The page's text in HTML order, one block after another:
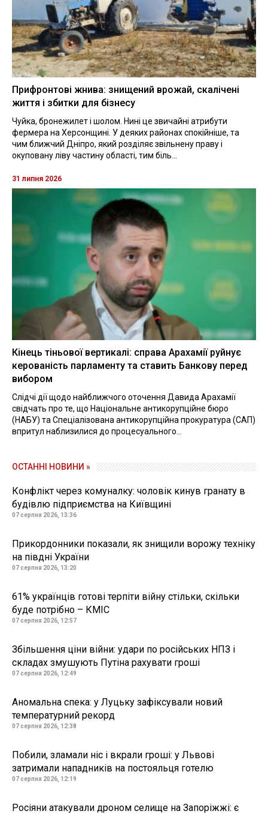
Прифронтові жнива: знищений врожай, скалічені
життя і збитки для бізнесу
Чуйка, бронежилет і шолом. Нині це звичайні атрибути
фермера на Херсонщині. У деяких районах спокійніше, та
чим ближчий Дніпро, який розділяє звільнену праву і
окуповану ліву частину області, тим біль...
31 липня 2026
Кінець тіньової вертикалі: справа Арахамії руйнує
керованість парламенту та ставить Банкову перед
вибором
Слідчі дії щодо найближчого оточення Давида Арахамії
свідчать про те, що Національне антикорупційне бюро
(НАБУ) та Спеціалізована антикорупційна прокуратура (САП)
впритул наблизилися до процесуального...
ОСТАННІ НОВИНИ »
Конфлікт через комуналку: чоловік кинув гранату в
будівлю підприємства на Київщині
07 серпня 2026, 13:36
Прикордонники показали, як знищили ворожу техніку
на півдні України
07 серпня 2026, 13:20
61% українців готові терпіти війну стільки, скільки
буде потрібно – КМІС
07 серпня 2026, 12:57
Збільшення ціни війни: удари по російських НПЗ і
складах змушують Путіна рахувати гроші
07 серпня 2026, 12:49
Аномальна спека: у Луцьку зафіксували новий
температурний рекорд
07 серпня 2026, 12:38
Побили, зламали ніс і вкрали гроші: у Львові
затримали нападників на постояльця готелю
07 серпня 2026, 12:19
Росіяни атакували дроном селище на Запоріжжі: є